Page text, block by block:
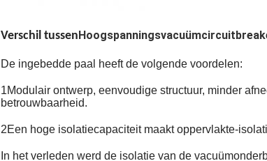
Verschil tussen
De ingebedde paal heeft de volgende voordelen:
1Modulair ontwerp, eenvoudige structuur, minder
betrouwbaarheid.
2Een hoge isolatiecapaciteit maakt oppervlakte-
In het verleden werd de isolatie van de